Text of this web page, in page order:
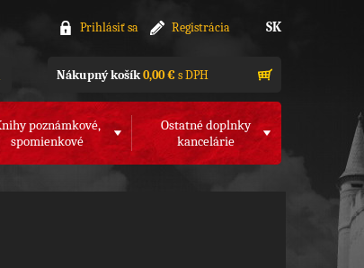
Prihlásiť sa Registrácia SK
Nákupný košík0,00 €s DPH
poznámkové,
spomienkové
Ostatné doplnky
kancelárie